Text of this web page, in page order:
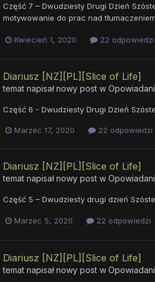
Część 7 – Dwudziesty Drugi Dzień
motywowanie do prac nad tłumaczeniem
Kwiecień 1, 2020 22 odpowiedzi
Diariusz [NZ][PL][Slice of Life]
temat napisał nowy post w
Część 6 - Dwudziesty Drugi Dzień
Marzec 17, 2020 22 odpowiedzi
Diariusz [NZ][PL][Slice of Life]
temat napisał nowy post w
Część 5 – Dwudziesty drugi dzień
Marzec 5, 2020 22 odpowiedzi
Diariusz [NZ][PL][Slice of Life]
temat napisał nowy post w